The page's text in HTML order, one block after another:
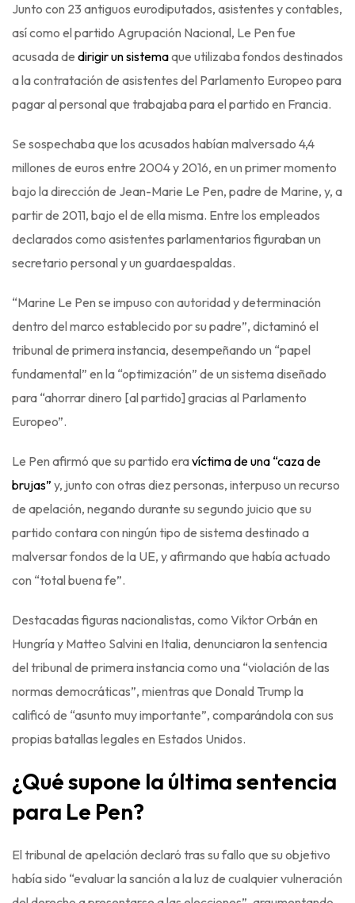
Junto con 23 antiguos eurodiputados, asistentes y contables,
así como el partido Agrupación Nacional, Le Pen fue
acusada de dirigir un sistemaque utilizaba fondos destinados
a la contratación de asistentes del Parlamento Europeo para
pagar al personal que trabajaba para el partido en Francia.
Se sospechaba que los acusados habían malversado 4,4
millones de euros entre 2004 y 2016, en un primer momento
bajo la dirección de Jean-Marie Le Pen, padre de Marine, y, a
partir de 2011, bajo el de ella misma. Entre los empleados
declarados como asistentes parlamentarios figuraban un
secretario personal y un guardaespaldas.
“Marine Le Pen se impuso con autoridad y determinación
dentro del marco establecido por su padre”, dictaminó el
tribunal de primera instancia, desempeñando un “papel
fundamental” en la “optimización” de un sistema diseñado
para “ahorrar dinero [al partido] gracias al Parlamento
Europeo”.
Le Pen afirmó que su partido eravíctima de una “caza de
brujas” y, junto con otras diez personas, interpuso un recurso
de apelación, negando durante su segundo juicio que su
partido contara con ningún tipo de sistema destinado a
malversar fondos de la UE, y afirmando que había actuado
con “total buena fe”.
Destacadas figuras nacionalistas, como Viktor Orbán en
Hungría y Matteo Salvini en Italia, denunciaron la sentencia
del tribunal de primera instancia como una “violación de las
normas democráticas”, mientras que Donald Trump la
calificó de “asunto muy importante”, comparándola con sus
propias batallas legales en Estados Unidos.
¿Qué supone la última sentencia
para Le Pen?
El tribunal de apelación declaró tras su fallo que su objetivo
había sido “evaluar la sanción a la luz de cualquier vulneración